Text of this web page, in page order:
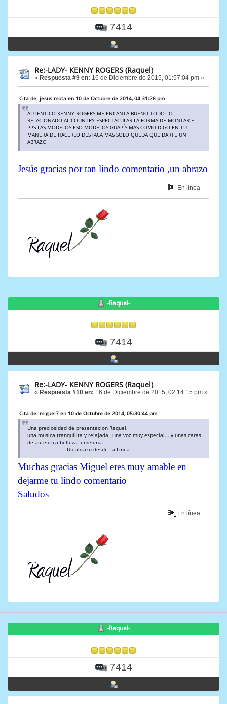
7414
Re:-LADY- KENNY ROGERS (Raquel)
« Respuesta #9 en: 16 de Diciembre de 2015, 01:57:04 pm »
Cita de: jesus mota en 10 de Octubre de 2014, 04:31:28 pm
AUTENTICO KENNY ROGERS ME ENCANTA BUENO TODO LO
RELACIONADO AL COUNTRY ESPECTACULAR LA FORMA DE MONTAR EL
PPS LAS MODELOS ESO MODELOS GUAPÍSIMAS COMO DIGO EN TU
MANERA DE HACERLO DESTACA MAS SOLO QUEDA QUE DARTE UN
ABRAZO
Jesús gracias por tan lindo comentario ,un abrazo
En línea
-Raquel-
7414
Re:-LADY- KENNY ROGERS (Raquel)
« Respuesta #10 en: 16 de Diciembre de 2015, 02:14:15 pm »
Cita de: miguel7 en 10 de Octubre de 2014, 05:30:44 pm
Una preciosidad de presentacion Raquel.
una musica tranquilita y relajada , una voz muy especial....y unas caras
de autentica belleza femenina.
Un abrazo desde La Linea
Muchas gracias Miguel eres muy amable en
dejarme tu lindo comentario
Saludos
En línea
-Raquel-
7414